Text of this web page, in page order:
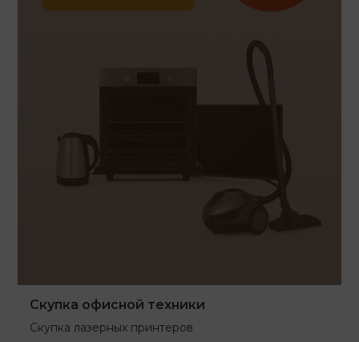
Скупка офисной техники
Скупка лазерных принтеров